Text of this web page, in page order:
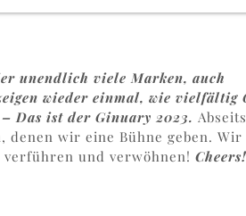
unendlich viele Marken, auch
wieder einmal, wie vielfältig
Das ist der Ginuary 2023. Abseits
denen wir eine Bühne geben. Wir
verführen und verwöhnen!Cheers!